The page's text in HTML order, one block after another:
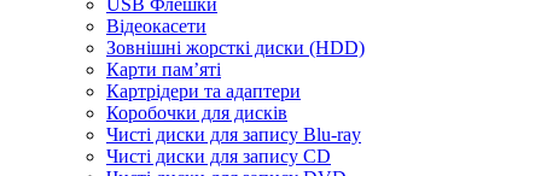
USB Флешки
Відеокасети
Зовнішні жорсткі диски (HDD)
Карти пам’яті
Картрідери та адаптери
Коробочки для дисків
Чисті диски для запису Blu-ray
Чисті диски для запису CD